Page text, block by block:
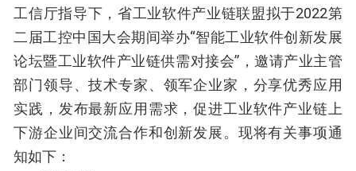
工信厅指导下，省工业软件产业链联盟拟于2022第
二届工控中国大会期间举办“智能工业软件创新发展
论坛暨工业软件产业链供需对接会”，邀请产业主管
部门领导、技术专家、领军企业家，分享优秀应用
实践，发布最新应用需求，促进工业软件产业链上
下游企业间交流合作和创新发展。现将有关事项通
知如下：